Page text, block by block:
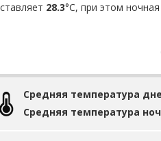
28.3°С, при этом
Средняя температура
Средняя температура